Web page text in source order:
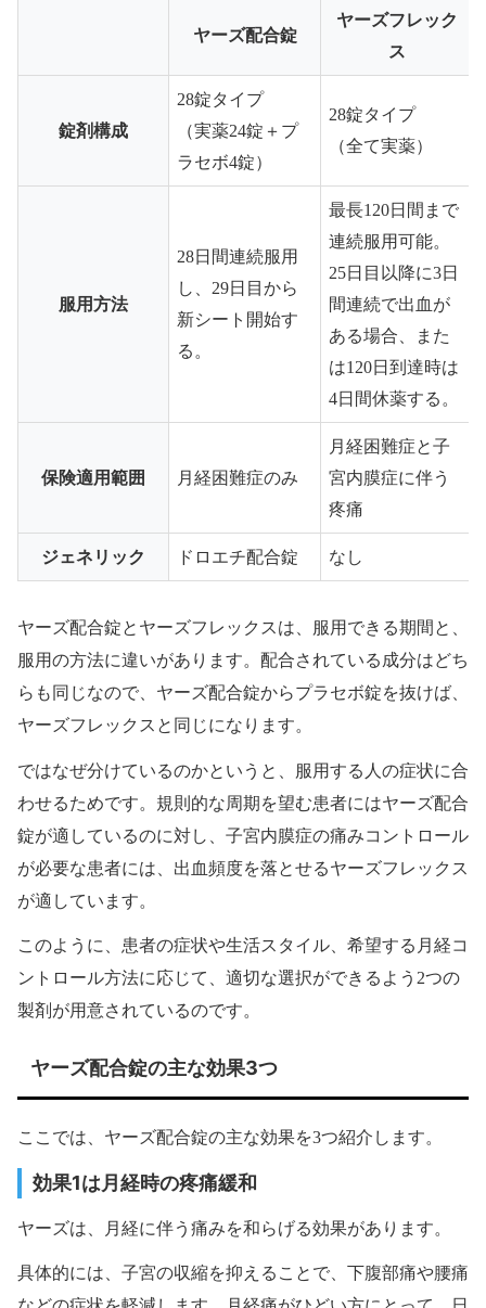
ヤーズ配合錠
ヤーズフレック
ス
錠剤構成
28錠タイプ
（実薬24錠＋プ
ラセボ4錠）
28錠タイプ
（全て実薬）
服用方法
28日間連続服用
し、29日目から
新シート開始す
る。
最長120日間まで
連続服用可能。
25日目以降に3日
間連続で出血が
ある場合、また
は120日到達時は
4日間休薬する。
保険適用範囲 月経困難症のみ
月経困難症と子
宮内膜症に伴う
疼痛
ジェネリック ドロエチ配合錠 なし
ヤーズ配合錠とヤーズフレックスは、服用できる期間と、
服用の方法に違いがあります。配合されている成分はどち
らも同じなので、ヤーズ配合錠からプラセボ錠を抜けば、
ヤーズフレックスと同じになります。
ではなぜ分けているのかというと、服用する人の症状に合
わせるためです。規則的な周期を望む患者にはヤーズ配合
錠が適しているのに対し、子宮内膜症の痛みコントロール
が必要な患者には、出血頻度を落とせるヤーズフレックス
が適しています。
このように、患者の症状や生活スタイル、希望する月経コ
ントロール方法に応じて、適切な選択ができるよう2つの
製剤が用意されているのです。
ヤーズ配合錠の主な効果3つ
ここでは、ヤーズ配合錠の主な効果を3つ紹介します。
効果1は月経時の疼痛緩和
ヤーズは、月経に伴う痛みを和らげる効果があります。
具体的には、子宮の収縮を抑えることで、下腹部痛や腰痛